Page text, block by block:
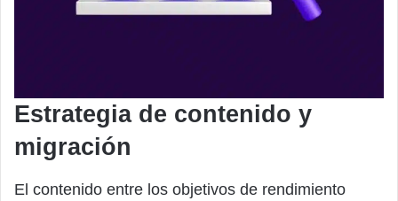
Estrategia de contenido y
migración
El contenido entre los objetivos de rendimiento